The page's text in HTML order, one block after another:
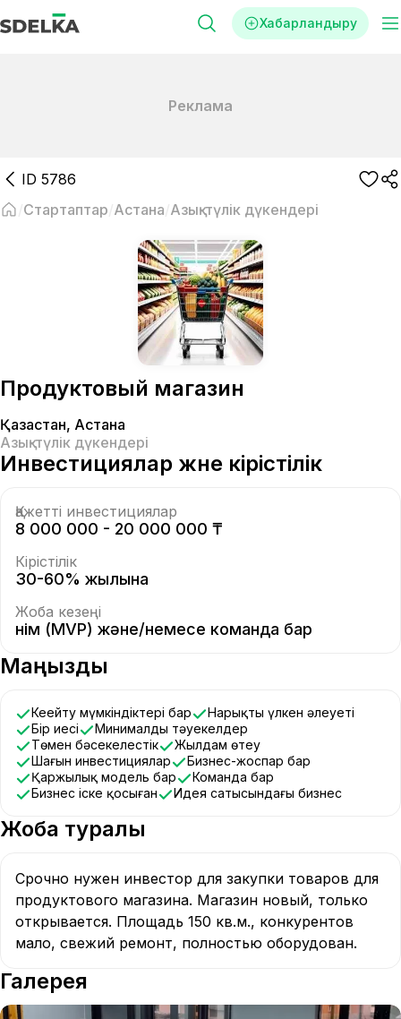
Хабарландыру
Реклама
ID 5786
Стартаптар Астана Азық-түлік дүкендері
Продуктовый магазин
Қазақстан, Астана
Азық-түлік дүкендері
Инвестициялар және кірістілік
Қажетті инвестициялар
8 000 000 - 20 000 000 ₸
Кірістілік
30-60% жылына
Жоба кезеңі
Өнім (MVP) және/немесе команда бар
Маңызды
Кеңейту мүмкіндіктері бар
Нарықтың үлкен әлеуеті
Бір иесі
Минималды тәуекелдер
Төмен бәсекелестік
Жылдам өтеу
Шағын инвестициялар
Бизнес-жоспар бар
Қаржылық модель бар
Команда бар
Бизнес іске қосыған
Идея сатысындағы бизнес
Жоба туралы
Срочно нужен инвестор для закупки товаров для
продуктового магазина. Магазин новый, только
открывается. Площадь 150 кв.м., конкурентов
мало, свежий ремонт, полностью оборудован.
Галерея